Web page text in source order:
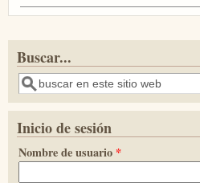
Buscar...
Buscar
Inicio de sesión
Nombre de usuario *